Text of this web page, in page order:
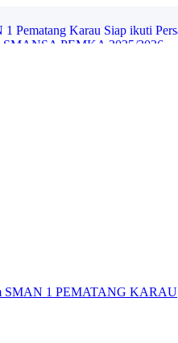
SMANSA PEMKA 2025/2026...
Sains Nasional (OSN)
SMAN 1 PEMATANG KARAU